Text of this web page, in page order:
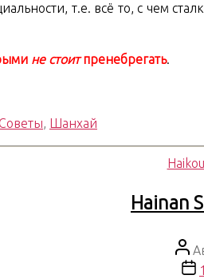
т.е. всё то, с чем
не стоитпренебрегать.
Советы, Шанхай
Haikou
Hainan